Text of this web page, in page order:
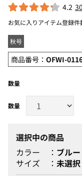
4.2
お気に入りアイテム登録件
秋号
商品番号： OFWI-
数量
選択中の商品
カラー
ブルー
サイズ
未選択